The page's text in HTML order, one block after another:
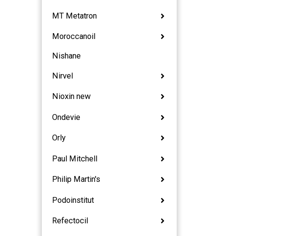
MT Metatron
Moroccanoil
Nishane
Nirvel
Nioxin new
Ondevie
Orly
Paul Mitchell
Philip Martin's
Podoinstitut
Refectocil